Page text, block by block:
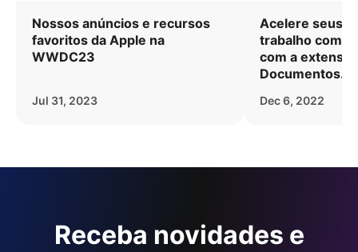
Nossos anúncios e recursos
favoritos da Apple na
WWDC23
Jul 31, 2023
Acelere seus
trabalho com
com a
Documentos.
Dec 6, 2022
Receba novidades e